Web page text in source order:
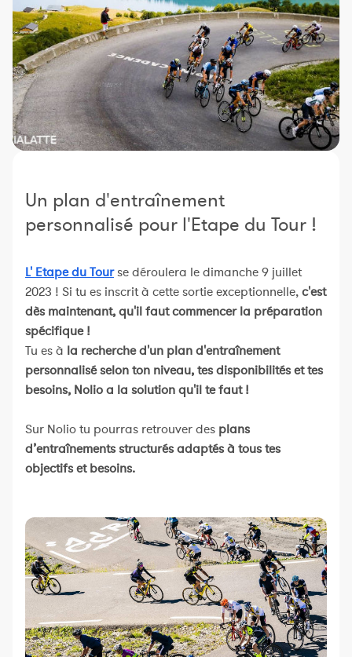
Constructeur de séances
Sportif Premium
L'équipe Nolio
FAQ
Un plan d'entraînement
personnalisé pour l'Etape du Tour !
L' Etape du Tourse déroulera le dimanche 9 juillet
2023 ! Si tu es inscrit à cette sortie exceptionnelle,c'est
dès maintenant, qu'il faut commencer la préparation
spécifique !
Tu es à la recherche d'un plan d'entraînement
personnalisé selon ton niveau, tes disponibilités et tes
besoins, Nolio a la solution qu'il te faut !
Sur Nolio tu pourras retrouver des plans
d’entraînements structurés adaptés à tous tes
objectifs et besoins.